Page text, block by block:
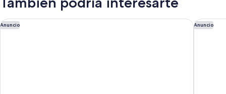
Hot
adults
only
Anuncio
The Westin Cancun Resort & Spa Anuncio
AVA